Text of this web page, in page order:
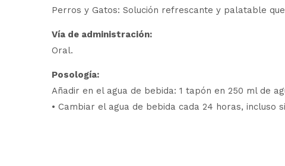
Perros y Gatos: Solución refrescante y palatable
Vía de administración:
Oral.
Posología:
Añadir en el agua de bebida: 1 tapón en 250 ml de
• Cambiar el agua de bebida cada 24 horas, incluso